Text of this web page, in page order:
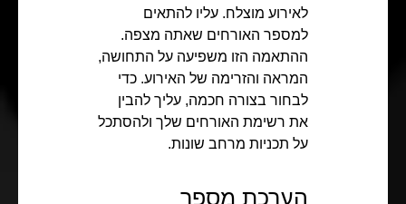
לאירוע מוצלח. עליו להתאים
למספר האורחים שאתה מצפה.
ההתאמה הזו משפיעה על התחושה,
המראה והזרימה של האירוע. כדי
לבחור בצורה חכמה, עליך להבין
את רשימת האורחים שלך ולהסתכל
על תכניות מרחב שונות.
הערכת מספר